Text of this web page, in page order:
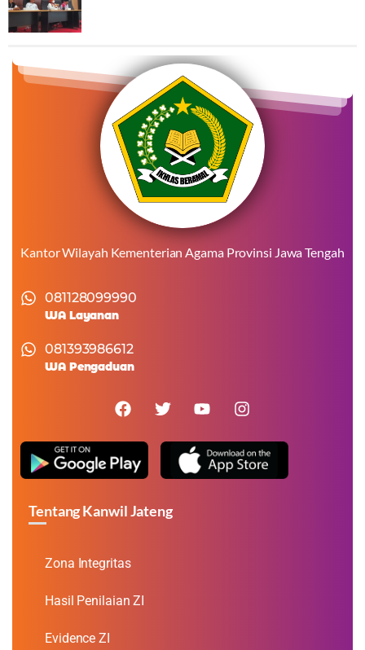
Kantor Wilayah Kementerian Agama Provinsi Jawa Tengah
081128099990
WA Layanan
081393986612
WA Pengaduan
Tentang Kanwil Jateng
Zona Integritas
Hasil Penilaian ZI
Evidence ZI